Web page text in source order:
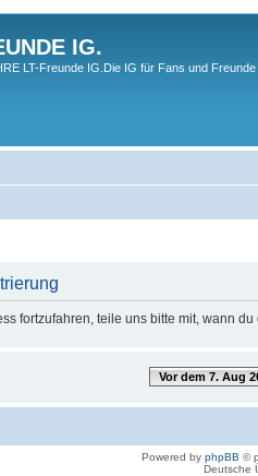
IG.
LT-Freunde IG.Die IG für Fans und
fortzufahren, teile uns bitte mit, wann
Vor dem 7. Aug
Powered by phpBB ©
Deutsche